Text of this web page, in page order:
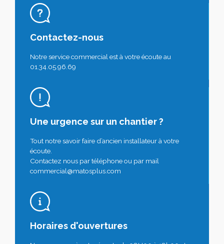
Contactez-nous
Notre service commercial est à votre écoute au
01.34.05.96.69
Une urgence sur un chantier ?
Tout notre savoir faire d’ancien installateur à votre
écoute.
Contactez nous par téléphone ou par mail
commercial@matosplus.com
Horaires d'ouvertures